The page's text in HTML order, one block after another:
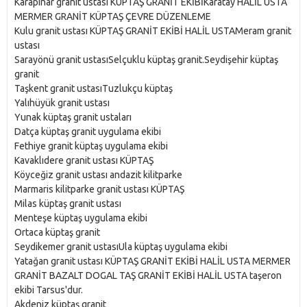
Karapınar granit ustası KÜPTAŞ GRANİT EKİBİKaratay HALİL USTA
MERMER GRANİT KÜPTAŞ ÇEVRE DÜZENLEME
Kulu granit ustası KÜPTAŞ GRANİT EKİBİ HALİL USTAMeram granit
ustası
Sarayönü granit ustasıSelçuklu küptaş granit.Seydişehir küptaş
granit
Taşkent granit ustasıTuzlukçu küptaş
Yalıhüyük granit ustası
Yunak küptaş granit ustaları
Datça küptaş granit uygulama ekibi
Fethiye granit küptaş uygulama ekibi
Kavaklıdere granit ustası KÜPTAŞ
Köyceğiz granit ustası andazit kilitparke
Marmaris kilitparke granit ustası KÜPTAŞ
Milas küptaş granit ustası
Menteşe küptaş uygulama ekibi
Ortaca küptaş granit
Seydikemer granit ustasıUla küptaş uygulama ekibi
Yatağan granit ustası KÜPTAŞ GRANİT EKİBİ HALİL USTA MERMER
GRANİT BAZALT DOGAL TAŞ GRANİT EKİBİ HALİL USTA taşeron
ekibi Tarsus'dur.
Akdeniz küptaş granit